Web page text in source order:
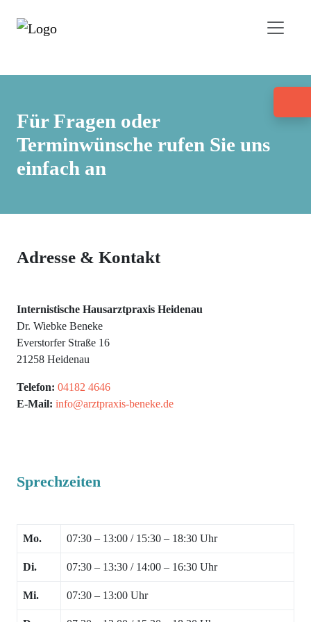
Für Fragen oder
Terminwünsche rufen Sie uns
einfach an
Adresse & Kontakt
Internistische Hausarztpraxis Heidenau
Dr. Wiebke Beneke
Everstorfer Straße 16
21258 Heidenau
Telefon: 04182 4646
E-Mail: info@arztpraxis-beneke.de
Sprechzeiten
Mo. 07:30 – 13:00 / 15:30 – 18:30 Uhr
Di. 07:30 – 13:30 / 14:00 – 16:30 Uhr
Mi. 07:30 – 13:00 Uhr